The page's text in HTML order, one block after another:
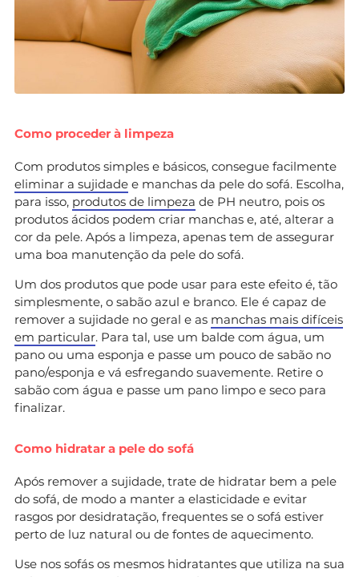
Como proceder à limpeza
Com produtos simples e básicos, consegue facilmente
eliminar a sujidade e manchas da pele do sofá. Escolha,
para isso, produtos de limpeza de PH neutro, pois os
produtos ácidos podem criar manchas e, até, alterar a
cor da pele. Após a limpeza, apenas tem de assegurar
uma boa manutenção da pele do sofá.
Um dos produtos que pode usar para este efeito é, tão
simplesmente, o sabão azul e branco. Ele é capaz de
remover a sujidade no geral e as manchas mais difíceis
em particular. Para tal, use um balde com água, um
pano ou uma esponja e passe um pouco de sabão no
pano/esponja e vá esfregando suavemente. Retire o
sabão com água e passe um pano limpo e seco para
finalizar.
Como hidratar a pele do sofá
Após remover a sujidade, trate de hidratar bem a pele
do sofá, de modo a manter a elasticidade e evitar
rasgos por desidratação, frequentes se o sofá estiver
perto de luz natural ou de fontes de aquecimento.
Use nos sofás os mesmos hidratantes que utiliza na sua